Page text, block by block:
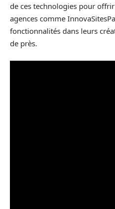
de ces technologies pour
agences comme
fonctionnalités dans leurs
de près.